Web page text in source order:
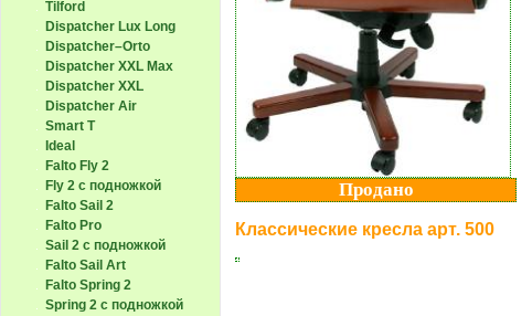
Tilford
Dispatcher Lux Long
Dispatcher–Orto
Dispatcher XXL Max
Dispatcher XXL
Dispatcher Air
Smart T
Ideal
Falto Fly 2
Fly 2 с подножкой
Falto Sail 2
Falto Pro
Sail 2 с подножкой
Falto Sail Art
Falto Spring 2
Spring 2 с подножкой
Продано
Классические кресла арт. 500